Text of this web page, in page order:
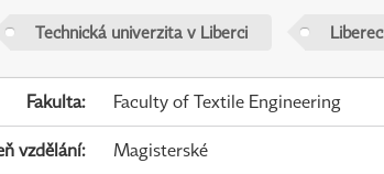
Technická univerzita v Liberci Liberec
Fakulta: Faculty of Textile Engineering
vzdělání: Magisterské